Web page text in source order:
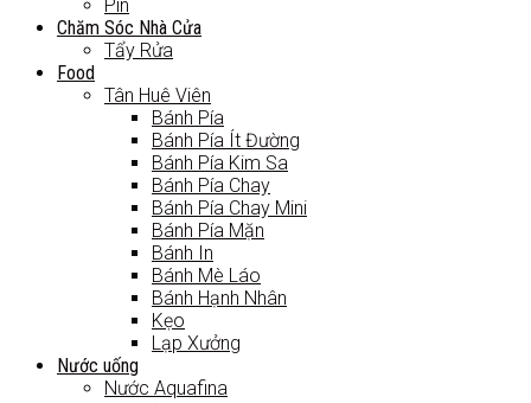
Pin
Chăm Sóc Nhà Cửa
Tẩy Rửa
Food
Tân Huê Viên
Bánh Pía
Bánh Pía Ít Đường
Bánh Pía Kim Sa
Bánh Pía Chay
Bánh Pía Chay Mini
Bánh Pía Mặn
Bánh In
Bánh Mè Láo
Bánh Hạnh Nhân
Kẹo
Lạp Xưởng
Nước uống
Nước Aquafina